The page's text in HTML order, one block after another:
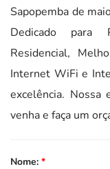
Sapopemba de
Dedicado para
Residencial,
Internet WiFi e
excelência. Nossa
venha e faça um
Nome: *